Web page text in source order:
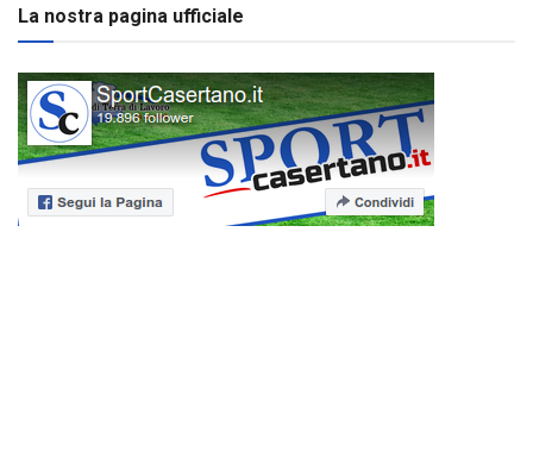
La nostra pagina ufficiale